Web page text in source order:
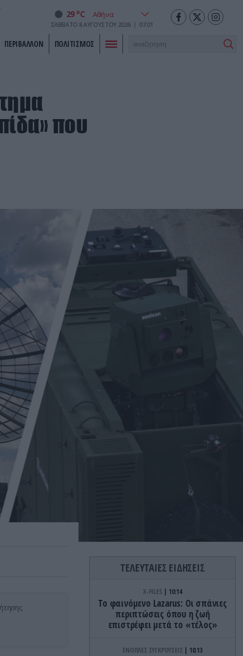
29 oC
ΣΆΒΒΑΤΟ 8ΑΥΓΟΎΣΤΟΥ 2026 07:01
ΠΕΡΙΒΑΛΛΟΝ ΠΟΛΙΤΙΣΜΟΣ
που
ΤΕΛΕΥΤΑΙΕΣ ΕΙΔΗΣΕΙΣ
X-FILES 10:14
Το φαινόμενο Lazarus: Οι σπάνιες
περιπτώσεις όπου η ζωή
επιστρέφει μετά το «τέλος»
ΕΝΟΠΛΕΣ ΣΥΓΚΡΟΥΣΕΙΣ 10:13